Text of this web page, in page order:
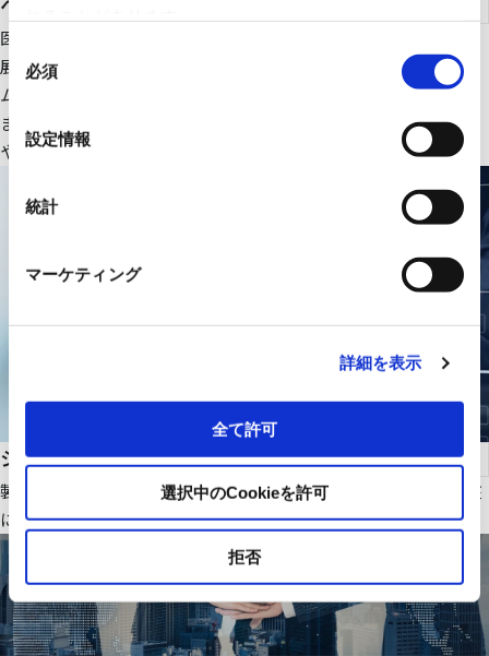
同
意
の
選
択
必須
設定情報
統計
マーケティング
詳細を表示
全て許可
選択中のCookieを許可
拒否
医療ＩＴ・ＤＸ関連のＩＴ機器、大型医療機器周辺設備を中心に
展開。さらにＲＹＯＤＥＮオリジナルの医療画像一元管理システ
ムの販売をはじめ、医療機関の様々な課題解決に貢献します。
また、幅広いパートナーシップで、最適な医療ITソリューション
や機器・設備を提供します。
システムインテグレーション
製造業・ファシリティ分野で当社オリジナルのIoTシステムを基盤
にお客様価値向上に貢献する仕組みを提供いたします